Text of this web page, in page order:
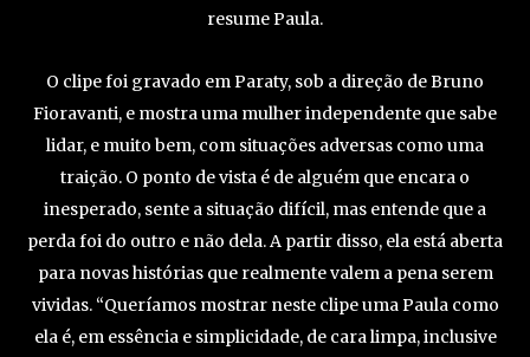
resume Paula.
O clipe foi gravado em Paraty, sob a direção de Bruno
Fioravanti, e mostra uma mulher independente que sabe
lidar, e muito bem, com situações adversas como uma
traição. O ponto de vista é de alguém que encara o
inesperado, sente a situação difícil, mas entende que a
perda foi do outro e não dela. A partir disso, ela está aberta
para novas histórias que realmente valem a pena serem
vividas. “Queríamos mostrar neste clipe uma Paula como
ela é, em essência e simplicidade, de cara limpa, inclusive